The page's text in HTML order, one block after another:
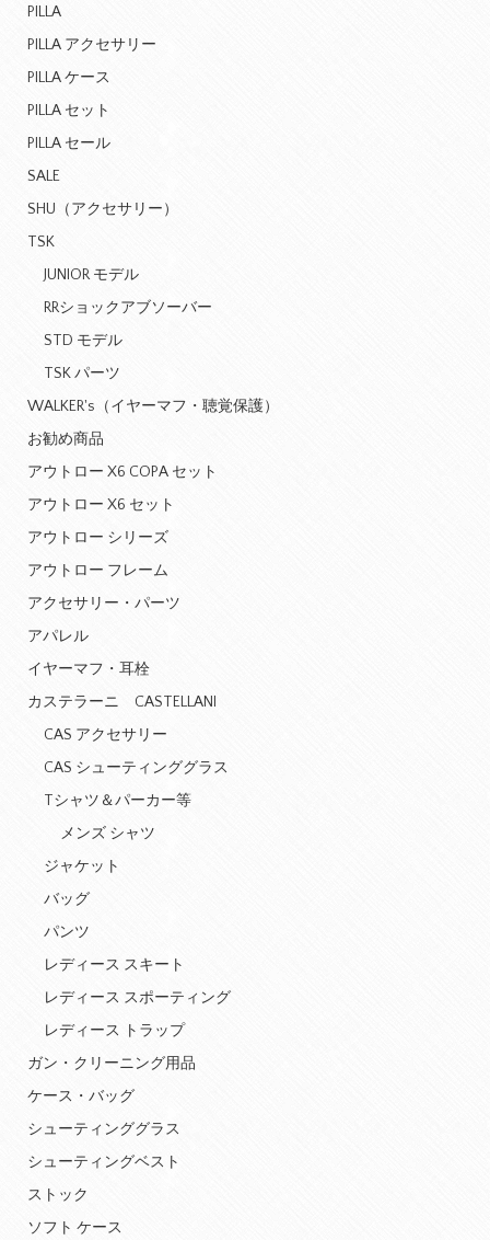
PILLA
PILLA アクセサリー
PILLA ケース
PILLA セット
PILLA セール
SALE
SHU（アクセサリー）
TSK
JUNIOR モデル
RRショックアブソーバー
STD モデル
TSK パーツ
WALKER's（イヤーマフ・聴覚保護）
お勧め商品
アウトロー X6 COPA セット
アウトロー X6 セット
アウトロー シリーズ
アウトロー フレーム
アクセサリー・パーツ
アパレル
イヤーマフ・耳栓
カステラーニ CASTELLANI
CAS アクセサリー
CAS シューティンググラス
Tシャツ＆パーカー等
メンズ シャツ
ジャケット
バッグ
パンツ
レディース スキート
レディース スポーティング
レディース トラップ
ガン・クリーニング用品
ケース・バッグ
シューティンググラス
シューティングベスト
ストック
ソフト ケース